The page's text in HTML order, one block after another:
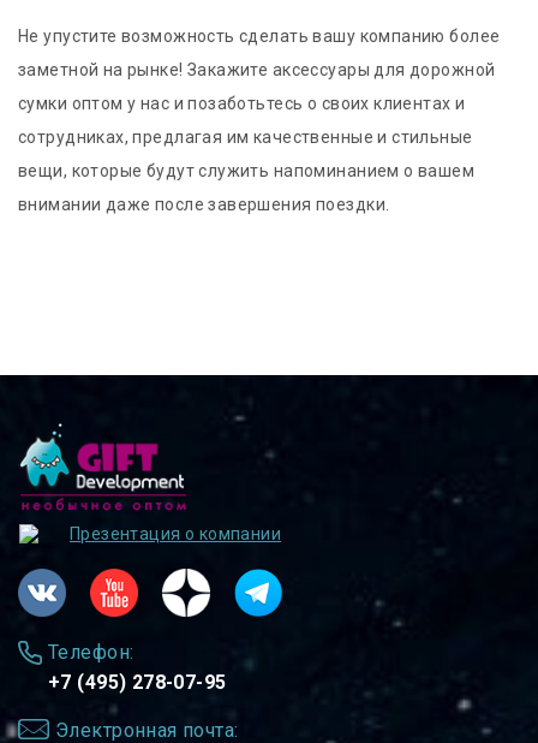
Не упустите возможность сделать вашу компанию более
заметной на рынке! Закажите аксессуары для дорожной
сумки оптом у нас и позаботьтесь о своих клиентах и
сотрудниках, предлагая им качественные и стильные
вещи, которые будут служить напоминанием о вашем
внимании даже после завершения поездки.
Презентация о компании
Телефон:
+7 (495) 278-07-95
Электронная почта: